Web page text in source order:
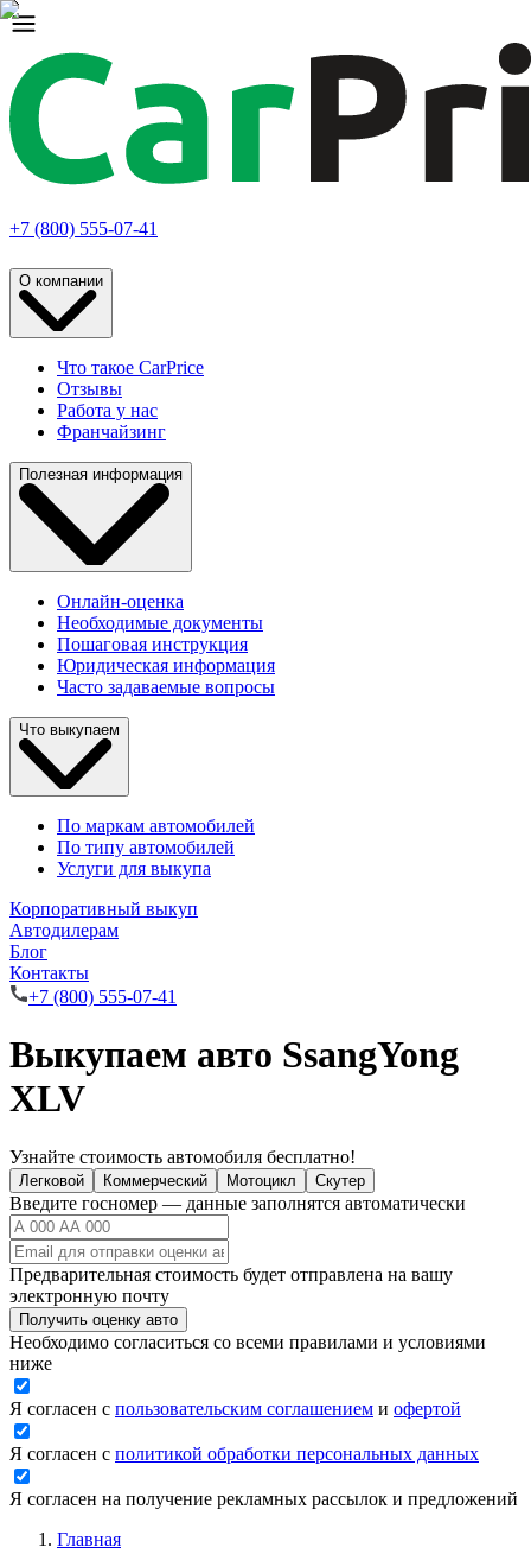
+7 (800) 555-07-41
О компании
Что такое CarPrice
Отзывы
Работа у нас
Франчайзинг
Полезная информация
Онлайн-оценка
Необходимые документы
Пошаговая инструкция
Юридическая информация
Часто задаваемые вопросы
Что выкупаем
По маркам автомобилей
По типу автомобилей
Услуги для выкупа
Корпоративный выкуп
Автодилерам
Блог
Контакты
+7 (800) 555-07-41
Выкупаем авто SsangYong
XLV
Узнайте стоимость автомобиля бесплатно!
Легковой Коммерческий Мотоцикл Скутер
Введите госномер — данные заполнятся автоматически
Предварительная стоимость будет отправлена на вашу
электронную почту
Получить оценку авто
Необходимо согласиться со всеми правилами и условиями
ниже
Я согласен с пользовательским соглашением и офертой
Я согласен с политикой обработки персональных данных
Я согласен на получение рекламных рассылок и предложений
Главная